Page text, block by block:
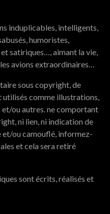
induplicables, intelligents,
humoristes,
satiriques…, aimant la vie,
avions extraordinaires…
sous copyright, de
comme illustrations,
ou autres. ne comportant
ni lien, ni indication de
ou camouflé, informez-
et cela sera retiré
sont écrits, réalisés et